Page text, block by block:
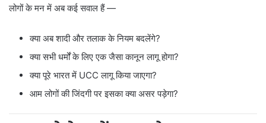
लोगों के मन में अब कई सवाल हैं —
क्या अब शादी और तलाक के नियम बदलेंगे?
क्या सभी धर्मों के लिए एक जैसा कानून लागू होगा?
क्या पूरे भारत में UCC लागू किया जाएगा?
आम लोगों की जिंदगी पर इसका क्या असर पड़ेगा?